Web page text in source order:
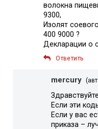
волокна
9300,
Изолят
400 9000 ?
Декларации о
Ответить
mercury
Здравствуйте.
Если эти
Если у вас
приказа –